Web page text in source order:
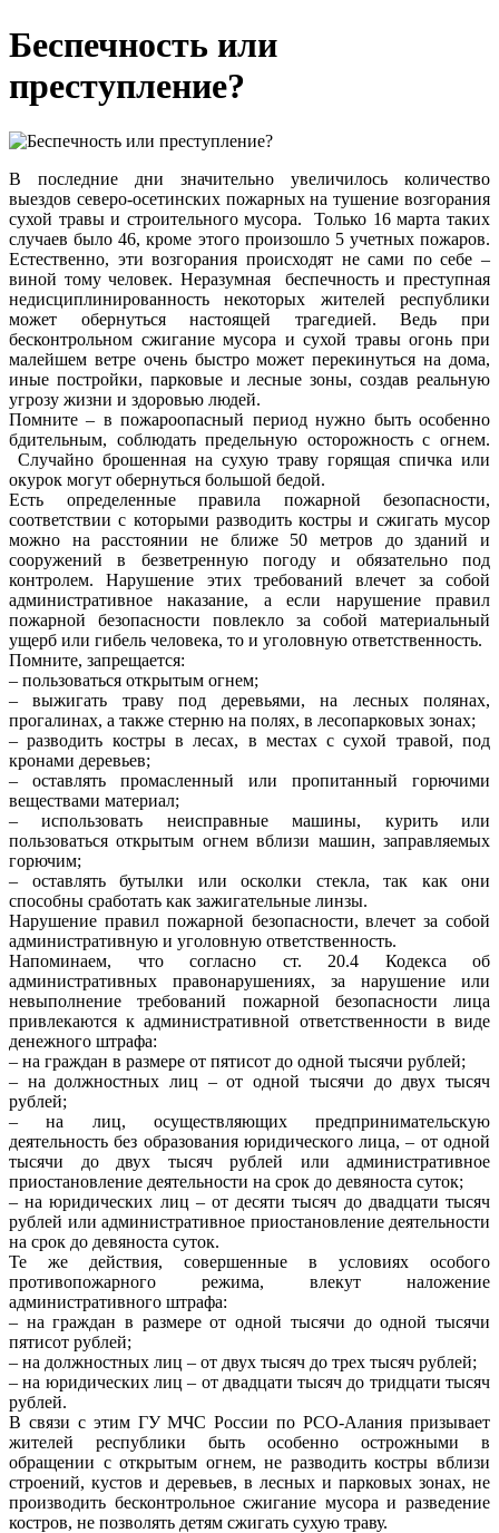
Беспечность или
преступление?
В последние дни значительно увеличилось количество
выездов cеверо-осетинских пожарных на тушение возгорания
сухой травы и строительного мусора. Только 16 марта таких
случаев было 46, кроме этого произошло 5 учетных пожаров.
Естественно, эти возгорания происходят не сами по себе –
виной тому человек. Неразумная беспечность и преступная
недисциплинированность некоторых жителей республики
может обернуться настоящей трагедией. Ведь при
бесконтрольном сжигание мусора и сухой травы огонь при
малейшем ветре очень быстро может перекинуться на дома,
иные постройки, парковые и лесные зоны, создав реальную
угрозу жизни и здоровью людей.
Помните – в пожароопасный период нужно быть особенно
бдительным, соблюдать предельную осторожность с огнем.
Случайно брошенная на сухую траву горящая спичка или
окурок могут обернуться большой бедой.
Есть определенные правила пожарной безопасности,
соответствии с которыми разводить костры и сжигать мусор
можно на расстоянии не ближе 50 метров до зданий и
сооружений в безветренную погоду и обязательно под
контролем. Нарушение этих требований влечет за собой
административное наказание, а если нарушение правил
пожарной безопасности повлекло за собой материальный
ущерб или гибель человека, то и уголовную ответственность.
Помните, запрещается:
– пользоваться открытым огнем;
– выжигать траву под деревьями, на лесных полянах,
прогалинах, а также стерню на полях, в лесопарковых зонах;
– разводить костры в лесах, в местах с сухой травой, под
кронами деревьев;
– оставлять промасленный или пропитанный горючими
веществами материал;
– использовать неисправные машины, курить или
пользоваться открытым огнем вблизи машин, заправляемых
горючим;
– оставлять бутылки или осколки стекла, так как они
способны сработать как зажигательные линзы.
Нарушение правил пожарной безопасности, влечет за собой
административную и уголовную ответственность.
Напоминаем, что согласно ст. 20.4 Кодекса об
административных правонарушениях, за нарушение или
невыполнение требований пожарной безопасности лица
привлекаются к административной ответственности в виде
денежного штрафа:
– на граждан в размере от пятисот до одной тысячи рублей;
– на должностных лиц – от одной тысячи до двух тысяч
рублей;
– на лиц, осуществляющих предпринимательскую
деятельность без образования юридического лица, – от одной
тысячи до двух тысяч рублей или административное
приостановление деятельности на срок до девяноста суток;
– на юридических лиц – от десяти тысяч до двадцати тысяч
рублей или административное приостановление деятельности
на срок до девяноста суток.
Те же действия, совершенные в условиях особого
противопожарного режима, влекут наложение
административного штрафа:
– на граждан в размере от одной тысячи до одной тысячи
пятисот рублей;
– на должностных лиц – от двух тысяч до трех тысяч рублей;
– на юридических лиц – от двадцати тысяч до тридцати тысяч
рублей.
В связи с этим ГУ МЧС России по РСО-Алания призывает
жителей республики быть особенно острожными в
обращении с открытым огнем, не разводить костры вблизи
строений, кустов и деревьев, в лесных и парковых зонах, не
производить бесконтрольное сжигание мусора и разведение
костров, не позволять детям сжигать сухую траву.